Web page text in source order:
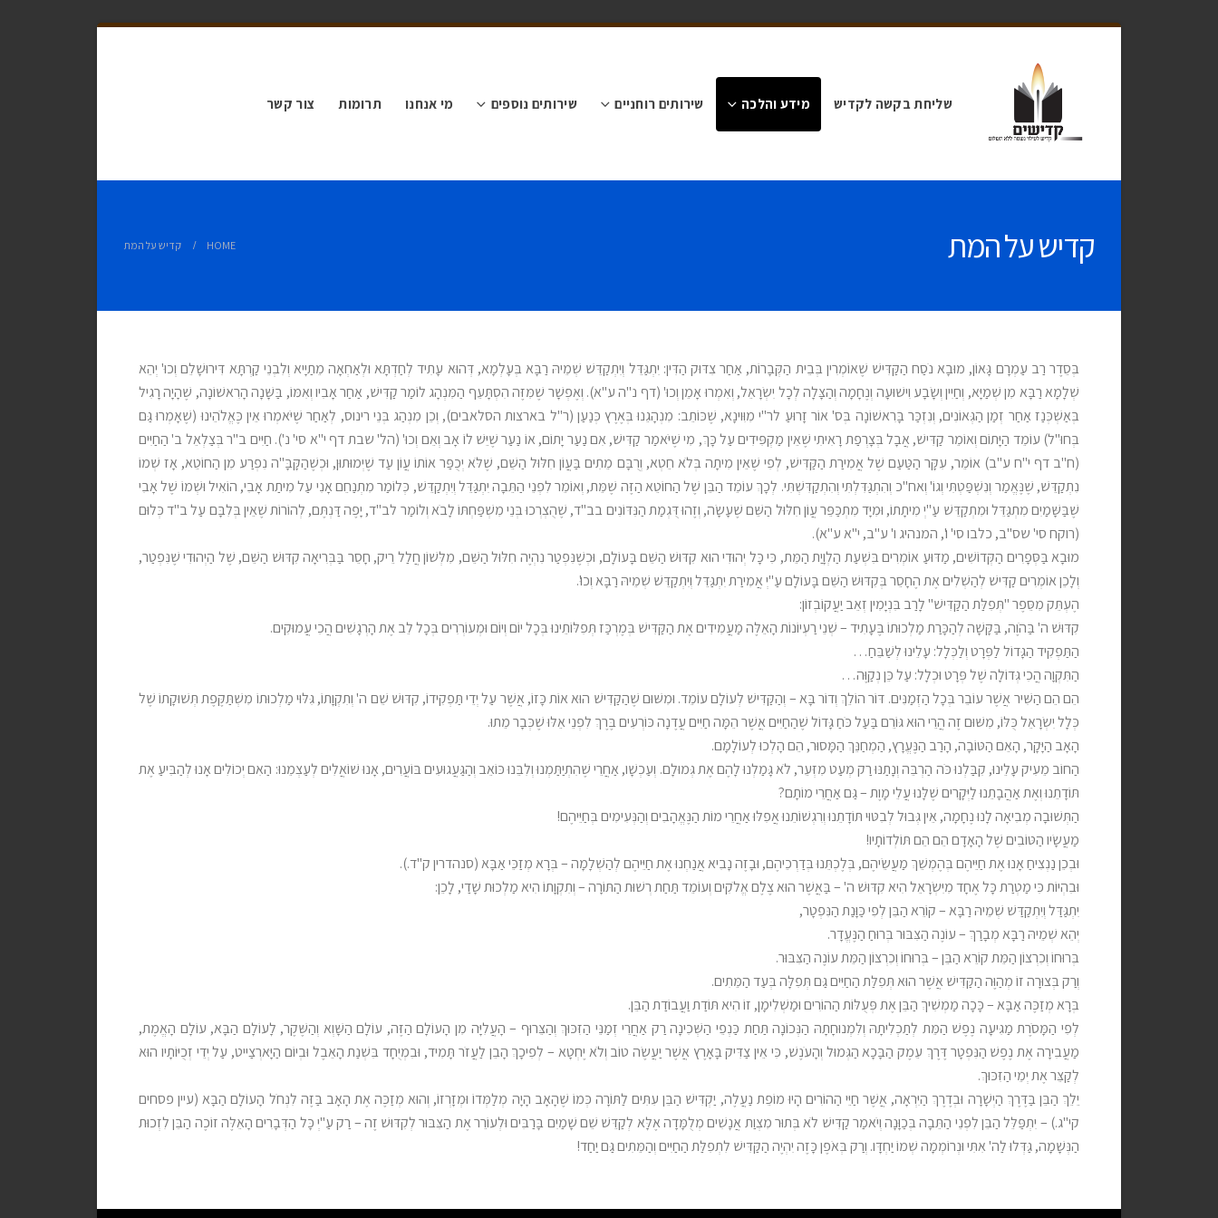
שליחת בקשה לקדיש מידע והלכה שירותים רוחניים שירותים נוספים מי אנחנו תרומות צור קשר
קדיש על המת HOME קדיש על המת
בְּסֵדֶר רַב עַמְרָם גָּאוֹן, מוּבָא נֹסַח הַקַּדִּישׁ שֶׁאוֹמְרִין בְּבֵית הַקְּבָרוֹת, אַחַר צִדּוּק הַדִּין: יִתְגַּדֵּל וְיִתְקַדֵּשׁ שְׁמֵיהּ רַבָּא בְּעָלְמָא, דְּהוּא עָתִיד לְחַדְתָּא וּלְאַחְאָה מֵתַיָיא וְלִבְנֵי קַרְתָּא דִּירוּשָׁלֵם וְכוּ' יְהֵא
שְׁלָמָא רַבָּא מִן שְׁמַיָּא, וְחַיִין וְשָׂבָע וִישׁוּעָה וְנֶחָמָה וְהַצָּלָה לְכָל יִשְׂרָאֵל, וְאִמְרוּ אָמֵן וְכוּ' (דף נ"ה ע"א). וְאֶפְשָׁר שֶׁמִּזֶּה הִסְתָּעֵף הַמִּנְהָג לוֹמַר קַדִּישׁ, אַחַר אָבִיו וְאִמּוֹ, בַּשָּׁנָה הָרִאשׁוֹנָה, שֶׁהָיָה רָגִיל
בְּאַשְׁכְּנַז אַחַר זְמַן הַגְּאוֹנִים, וְנִזְכַּר בָּרִאשׁוֹנָה בְּס' אוֹר זָרוּעַ לר"י מִוִּוינָא, שֶׁכּוֹתֵב: מִנְהָגֵנוּ בְּאֶרֶץ כְּנַעַן (ר"ל בארצות הסלאבים), וְכֵן מִנְהַג בְּנֵי רינוס, לְאַחַר שֶׁיֹּאמְרוּ אֵין כֶּאֱלֹהֵינוּ (שֶׁאָמְרוּ גַּם
בְּחוּ"ל) עוֹמֵד הַיָּתוֹם וְאוֹמֵר קַדִּישׁ, אֲבָל בְּצָרְפַת רָאִיתִי שֶׁאֵין מַקְפִּידִים עַל כָּךְ, מִי שֶׁיֹּאמַר קַדִּישׁ, אִם נַעַר יָתוֹם, אוֹ נַעַר שֶׁיֵּשׁ לוֹ אָב וְאֵם וְכוּ' (הל' שבת דף י"א סי' נ'). חַיִּים ב"ר בְּצַלְאֵל ב' הַחַיִּים
(ח"ב דף י"ח ע"ב) אוֹמֵר, עִקָּר הַטַּעַם שֶׁל אֲמִירַת הַקַּדִּישׁ, לְפִי שֶׁאֵין מִיתָה בְּלֹא חֵטְא, וְרֻבָּם מֵתִים בַּעֲוֹן חִלּוּל הַשֵּׁם, שֶׁלֹּא יְכֻפַּר אוֹתוֹ עֲוֹן עַד שֶׁיְמוּתוּן, וּכְשֶׁהַקָּבָּ"ה נִפְרַע מִן הַחוֹטֵא, אָז שְׁמוֹ
נִתְקַדֵּשׁ, שֶׁנֶּאֱמַר וְנִשְׁפַּטְתִּי וְגוֹ' וְאח"כ וְהִתְגַּדִּלְתִּי וְהִתְקַדִּשְׁתִּי. לְכָךְ עוֹמֵד הַבֵּן שֶׁל הַחוֹטֵא הַזֶּה שֶׁמֵּת, וְאוֹמֵר לִפְנֵי הַתֵּבָה יִתְגַּדֵּל וְיִתְקַדֵּשׁ, כְּלוֹמַר מִתְנַחֵם אָנִי עַל מִיתַת אָבִי, הוֹאִיל וּשְׁמוֹ שֶׁל אָבִי
שֶׁבַּשָּׁמַיִם מִתְגַּדֵּל וּמִתְקַדֵּשׁ עַ"יְ מִיתָתוֹ, וּמִיָּד מִתְכַּפֵּר עֲוֹן חִלּוּל הַשֵּׁם שֶׁעָשָׂה, וְזֶהוּ דֻּגְמַת הַנִּדּוֹנִים בב"ד, שֶׁהֻצְרְכוּ בְּנֵי מִשְׁפַּחְתּוֹ לָבֹא וְלוֹמַר לב"ד, יָפֶה דַּנְתֶּם, לְהוֹרוֹת שֶׁאֵין בְּלִבָּם עַל ב"ד כְּלוּם
(רוקח סי' שס"ב, כלבו סי' ו', המנהיג ו' ע"ב, י"א ע"א).
מוּבָא בַּסְּפָרִים הַקְּדוֹשִׁים, מַדּוּעַ אוֹמְרִים בִּשְׁעַת הַלְוָיַת הַמֵּת, כִּי כָּל יְהוּדִי הוּא קִדּוּשׁ הַשֵּׁם בָּעוֹלָם, וּכְשֶׁנִּפְטַר נִהְיֶה חִלּוּל הַשֵּׁם, מִלְּשׁוֹן חֲלַל רֵיק, חָסֵר בַּבְּרִיאָה קִדּוּשׁ הַשֵּׁם, שֶׁל הַיְהוּדִי שֶׁנִּפְטַר,
וְלָכֵן אוֹמְרִים קַדִּישׁ לְהַשְׁלִים אֶת הֶחָסֵר בְּקִדּוּשׁ הַשֵּׁם בָּעוֹלָם עַ"יְ אֲמִירַת יִתְגַּדֵּל וְיִתְקַדֵּשׁ שְׁמֵיהּ רַבָּא וְכוּ'.
הֶעְתֵּק מִסֵּפֶר "תְּפִלַּת הַקַּדִּישׁ" לָרַב בִּנְיָמִין זְאֵב יַעֲקוֹבְזוֹן:
קִדּוּשׁ ה' בַּהֹוֶה, בַּקָּשָׁה לְהַכָּרַת מַלְכוּתוֹ בֶּעָתִיד – שְׁנֵי רַעְיוֹנוֹת הָאֵלֶּה מַעֲמִידִים אֶת הַקַּדִּישׁ בְּמֶרְכַּז תְּפִלּוֹתֵינוּ בְּכָל יוֹם וְיוֹם וּמְעוֹרְרִים בְּכָל לֵב אֶת הָרְגָשִׁים הֲכִי עֲמוּקִים.
הַתַּפְקִיד הַגָּדוֹל לַפְּרָט וְלַכְּלָל: עָלֵינוּ לְשַׁבֵּחַ…
הַתִּקְוָה הֲכִי גְּדוֹלָה שֶׁל פְּרָט וּכְלָל: עַל כֵּן נְקַוֶּה…
הֵם הֵם הַשִּׁיר אֲשֶׁר עוֹבֵר בְּכָל הַזְּמַנִּים. דּוֹר הוֹלֵךְ וְדוֹר בָּא – וְהַקַּדִּישׁ לְעוֹלָם עוֹמֵד. וּמִשּׁוּם שֶׁהַקַּדִּישׁ הוּא אוֹת כָּזוֹ, אֲשֶׁר עַל יְדֵי תַּפְקִידוֹ, קִדּוּשׁ שֵׁם ה' וְתִקְוָתוֹ, גִּלּוּי מַלְכוּתוֹ מִשְׁתַּקֶּפֶת תְּשׁוּקָתוֹ שֶׁל
כְּלָל יִשְׂרָאֵל כֻּלּוֹ, מִשּׁוּם זֶה הֲרֵי הוּא גּוֹרֵם בַּעַל כֹּחַ גָּדוֹל שֶׁהַחַיִּים אֲשֶׁר הֵמָּה חַיִּים עֲדֶנָה כּוֹרְעִים בֶּרֶךְ לִפְנֵי אֵלּוּ שֶׁכְּבָר מֵתוּ.
הָאָב הַיָּקָר, הָאֵם הַטּוֹבָה, הָרַב הַנֶּעֱרָץ, הַמְחַנֵּךְ הַמָּסוּר, הֵם הָלְכוּ לְעוֹלָמָם.
הַחוֹב מֵעִיק עָלֵינוּ, קִבַּלְנוּ כֹּה הַרְבֵּה וְנָתַנּוּ רַק מְעַט מִזְּעֵר, לֹא גָּמַלְנוּ לָהֶם אֶת גְּמוּלָם. וְעַכְשָׁו, אַחֲרֵי שֶׁהִתְיַתַּמְנוּ וְלִבֵּנוּ כּוֹאֵב וְהַגַּעֲגוּעִים בּוֹעֲרִים, אָנוּ שׁוֹאֲלִים לְעַצְמֵנוּ: הַאִם יְכוֹלִים אָנוּ לְהַבִּיעַ אֶת
תּוֹדָתֵנוּ וְאֶת אַהֲבָתֵנוּ לַיְּקָרִים שֶׁלָּנוּ עֲלֵי מָוֶת – גַּם אַחֲרֵי מוֹתָם?
הַתְּשׁוּבָה מְבִיאָה לָנוּ נֶחָמָה, אֵין גְּבוּל לְבִטּוּי תּוֹדָתֵנוּ וְרִגְשׁוֹתֵנוּ אֲפִלּוּ אַחֲרֵי מוֹת הַנֶּאֱהָבִים וְהַנְּעִימִים בְּחַיֵּיהֶם!
מַעֲשָׂיו הַטּוֹבִים שֶׁל הָאָדָם הֵם הֵם תּוֹלְדוֹתָיו!
וּבְכֵן נַנְצִיחַ אָנוּ אֶת חַיֵּיהֶם בְּהֶמְשֵׁךְ מַעֲשֵׂיהֶם, בְּלֶכְתֵּנוּ בְּדַרְכֵיהֶם, וּבָזֶה נָבִיא אֲנַחְנוּ אֶת חַיֵּיהֶם לְהַשְׁלָמָה – בְּרָא מְזַכֵּי אַבָּא (סנהדרין ק"ד.).
וּבִהְיוֹת כִּי מַטְרַת כָּל אֶחָד מִיִּשְׂרָאֵל הִיא קִדּוּשׁ ה' – בַּאֲשֶׁר הוּא צֶלֶם אֱלֹקִים וְעוֹמֵד תַּחַת רְשׁוּת הַתּוֹרָה – וְתִקְוָתוֹ הִיא מַלְכוּת שָׁדַי, לָכֵן:
יִתְגַּדַּל וְיִתְקַדַּשׁ שְׁמֵיהּ רַבָּא – קוֹרֵא הַבֵּן לְפִי כַּוָּנַת הַנִּפְטָר,
יְהֵא שְׁמֵיהּ רַבָּא מְבָרַךְ – עוֹנֶה הַצִּבּוּר בְּרוּחַ הַנֶּעֱדָר.
בְּרוּחוֹ וְכִרְצוֹן הַמֵּת קוֹרֵא הַבֵּן – בְּרוּחוֹ וְכִרְצוֹן הַמֵּת עוֹנֶה הַצִּבּוּר.
וְרַק בְּצוּרָה זוֹ מְהַוֶּה הַקַּדִּישׁ אֲשֶׁר הוּא תְּפִלַּת הַחַיִּים גַּם תְּפִלָּה בְּעַד הַמֵּתִים.
בְּרָא מְזַכֶּה אַבָּא – כָּכָה מַמְשִׁיךְ הַבֵּן אֶת פְּעֻלּוֹת הַהוֹרִים וּמַשְׁלִימָן, זוֹ הִיא תּוֹדַת וַעֲבוֹדַת הַבֵּן.
לְפִי הַמָּסֹרֶת מַגִּיעָה נֶפֶשׁ הַמֵּת לְתַכְלִיתָהּ וְלִמְנוּחָתָהּ הַנְּכוֹנָה תַּחַת כַּנְפֵי הַשְּׁכִינָה רַק אַחֲרֵי זְמַנֵּי הַזִּכּוּךְ וְהַצֵּרוּף – הָעֲלִיָּה מִן הָעוֹלָם הַזֶּה, עוֹלָם הַשָּׁוְא וְהַשֶּׁקֶר, לָעוֹלָם הַבָּא, עוֹלָם הָאֱמֶת,
מַעֲבִירָה אֶת נֶפֶשׁ הַנִּפְטָר דֶּרֶךְ עֵמֶק הַבָּכָא הַגְּמוּל וְהָעֹנֶשׁ, כִּי אֵין צַדִּיק בָּאָרֶץ אֲשֶׁר יַעֲשֶׂה טוֹב וְלֹא יֶחְטָא – לְפִיכָךְ הָבֵן לַעֲזֹר תָּמִיד, וּבִמְיֻחָד בִּשְׁנַת הָאֵבֶל וּבְיוֹם הַיָּארְצַייט, עַל יְדֵי זְכֻיּוֹתָיו הוּא
לְקַצֵּר אֶת יְמֵי הַזִּכּוּךְ.
יֵלֵךְ הַבֵּן בַּדֶּרֶךְ הַיְשָׁרָה וּבְדֶרֶךְ הַיִּרְאָה, אֲשֶׁר חַיֵּי הַהוֹרִים הָיוּ מוֹפֵת נַעֲלֶה, יַקְדִּישׁ הַבֵּן עִתִּים לַתּוֹרָה כְּמוֹ שֶׁהָאָב הָיָה מְלַמְּדוֹ וּמְזָרְזוֹ, וְהוּא מְזַכֶּה אֶת הָאָב בַּזֶּה לִנְחֹל הָעוֹלָם הַבָּא (עיין פסחים
קי"ג.) – יִתְפַּלֵּל הַבֵּן לִפְנֵי הַתֵּבָה בְּכַוָּנָה וְיֹאמַר קַדִּישׁ לֹא בְּתוּר מִצְוַת אֲנָשִׁים מְלֻמָּדָה אֶלָּא לְקַדֵּשׁ שֵׁם שָׁמַיִם בָּרַבִּים וּלְעוֹרֵר אֶת הַצִּבּוּר לְקִדּוּשׁ זֶה – רַק עַ"יְ כָּל הַדְּבָרִים הָאֵלֶּה זוֹכֶה הַבֵּן לִזְכוּת
הַנְּשָׁמָה, גַּדְּלוּ לַה' אִתִּי וּנְרוֹמְמָה שְׁמוֹ יַחְדָּו. וְרַק בְּאֹפֶן כָּזֶה יִהְיֶה הַקַּדִּישׁ לִתְפִלַּת הַחַיִּים וְהַמֵּתִים גַּם יַחַד!